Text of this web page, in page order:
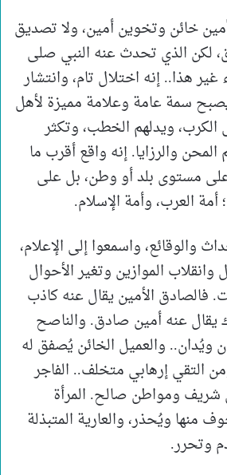
خائن وتخوين أمين، ولا تصديق
لكن الذي تحدث عنه النبي صلى
هذا.. إنه اختلال تام، وانتشار
سمة عامة وعلامة مميزة لأهل
الكرب، ويدلهم الخطب، وتكثر
المحن والرزايا. إنه واقع أقرب ما
مستوى بلد أو وطن، بل على
أمة العرب، وأمة الإسلام.
والوقائع، واسمعوا إلى الإعلام،
وانقلاب الموازين وتغير الأحوال
فالصادق الأمين يقال عنه كاذب
يقال عنه أمين صادق. والناصح
والعميل الخائن يُصفق له
التقي إرهابي متخلف.. الفاجر
شريف ومواطن صالح. المرأة
منها ويُحذر، والعارية المتبذلة
وتحرر.